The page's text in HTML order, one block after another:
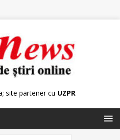
site partener cu UZPR